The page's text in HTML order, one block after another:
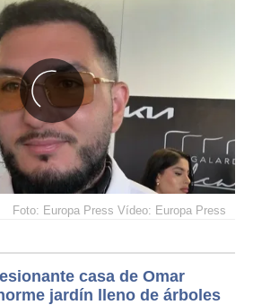
Foto: Europa Press Vídeo: Europa Press
casa de Omar
jardín lleno de árboles